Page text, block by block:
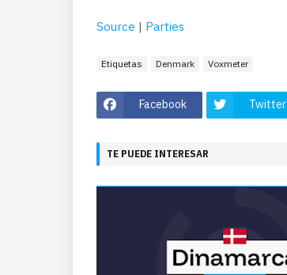
Source | Parties
Etiquetas Denmark Voxmeter
Facebook Twitter
TE PUEDE INTERESAR